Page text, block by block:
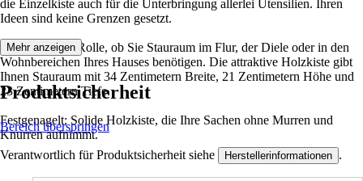
die Einzelkiste auch für die Unterbringung allerlei Utensilien. Ihren
Ideen sind keine Grenzen gesetzt.
Es spielt keine Rolle, ob Sie Stauraum im Flur, der Diele oder in den
Wohnbereichen Ihres Hauses benötigen. Die attraktive Holzkiste gibt
Ihnen Stauraum mit 34 Zentimetern Breite, 21 Zentimetern Höhe und
23 Zentimetern Tiefe.
Festgenagelt: Solide Holzkiste, die Ihre Sachen ohne Murren und
Knurren aufnimmt.
Mehr anzeigen
Produktsicherheit
Bereich überspringen
Verantwortlich für Produktsicherheit siehe Herstellerinformationen .